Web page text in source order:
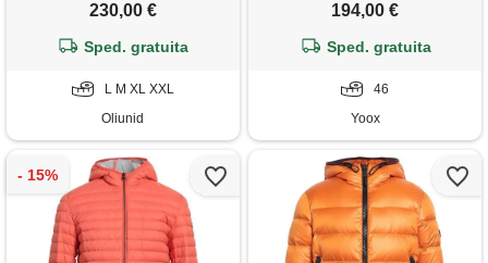
230,00 €
Sped. gratuita
L M XL XXL
Oliunid
194,00 €
Sped. gratuita
46
Yoox